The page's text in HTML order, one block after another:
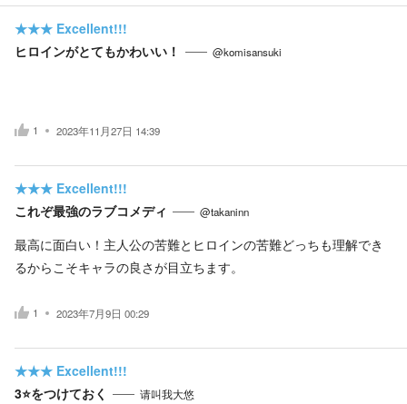
★★★ Excellent!!!
ヒロインがとてもかわいい！
@komisansuki
1 2023年11月27日 14:39
★★★ Excellent!!!
これぞ最強のラブコメディ
@takaninn
最高に面白い！主人公の苦難とヒロインの苦難どっちも理解でき
るからこそキャラの良さが目立ちます。
1 2023年7月9日 00:29
★★★ Excellent!!!
3⭐をつけておく
请叫我大悠